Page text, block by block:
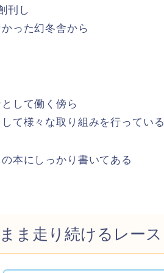
刊し
った幻冬舎から
して働く傍ら
て様々な取り組みを行っている
本にしっかり書いてある
ま走り続けるレース